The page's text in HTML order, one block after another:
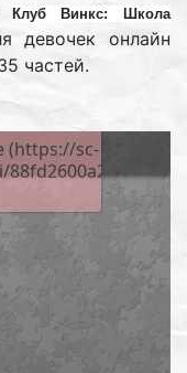
Клуб Винкс: Школа
девочек онлайн
частей.